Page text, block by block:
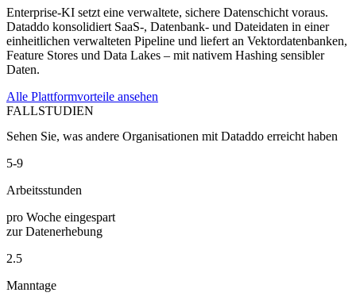
Enterprise-KI setzt eine verwaltete, sichere Datenschicht voraus.
Dataddo konsolidiert SaaS-, Datenbank- und Dateidaten in einer
einheitlichen verwalteten Pipeline und liefert an Vektordatenbanken,
Feature Stores und Data Lakes – mit nativem Hashing sensibler
Daten.
Alle Plattformvorteile ansehen
FALLSTUDIEN
Sehen Sie, was andere Organisationen mit Dataddo erreicht haben
5-9
Arbeitsstunden
pro Woche eingespart
zur Datenerhebung
2.5
Manntage